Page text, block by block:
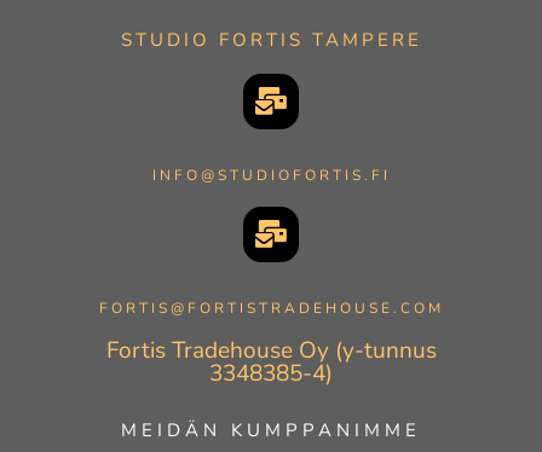
STUDIO FORTIS TAMPERE
INFO@STUDIOFORTIS.FI
FORTIS@FORTISTRADEHOUSE.COM
Fortis Tradehouse Oy (y-tunnus
3348385-4)
MEIDÄN KUMPPANIMME